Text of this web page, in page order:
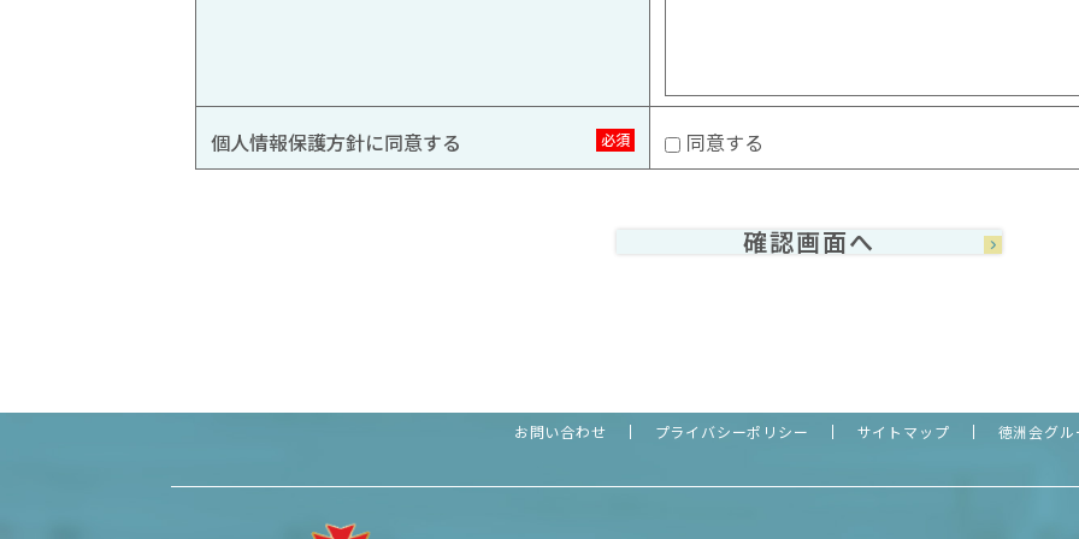
個人情報保護方針に同意する 必須 同意する
確認画面へ
お問い合わせ プライバシーポリシー サイトマップ 徳洲会グル